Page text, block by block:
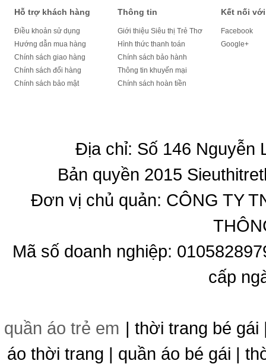
Hỗ trợ khách hàng
Điều khoản sử dụng
Hướng dẫn mua hàng
Chính sách giao hàng
Chính sách đổi hàng
Chính sách bảo mật
Thông tin
Giới thiệu Siêu thị Trẻ Thơ
Hình thức thanh toán
Chính sách bảo hành
Thông tin khuyến mại
Chính sách hoàn tiền
Kết nối
Facebook
Google+
Địa chỉ: Số 146 Nguyễn
Bản quyền 2015
Đơn vị chủ quản: CÔNG TY
Mã số doanh nghiệp:
cấp
quần áo trẻ em | thời trang bé gái
áo thời trang | quần áo bé gái |